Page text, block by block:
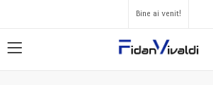
Bine ai venit!